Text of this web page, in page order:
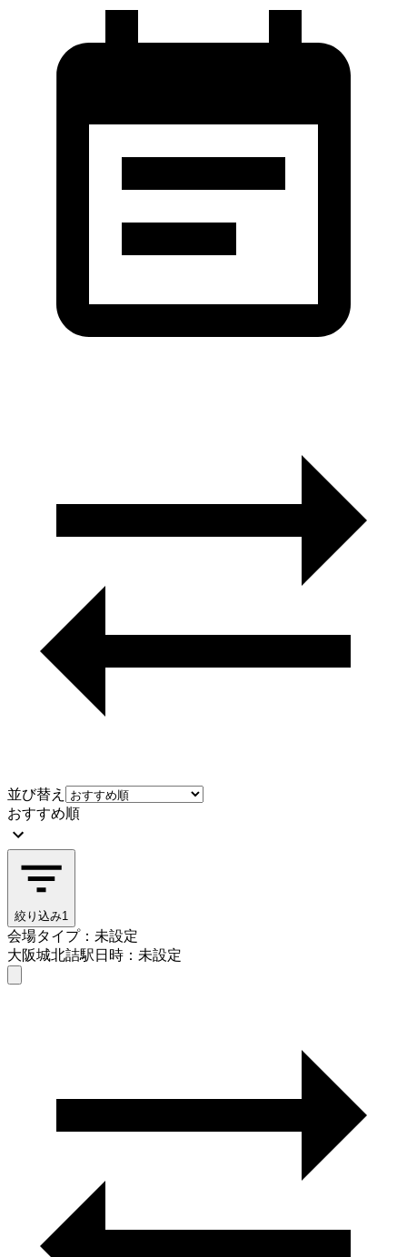
並び替え
おすすめ順
絞り込み1
会場タイプ：未設定
大阪城北詰駅日時：未設定